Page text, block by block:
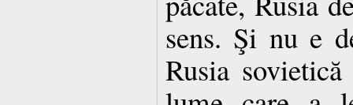
sens. Şi nu e
Rusia